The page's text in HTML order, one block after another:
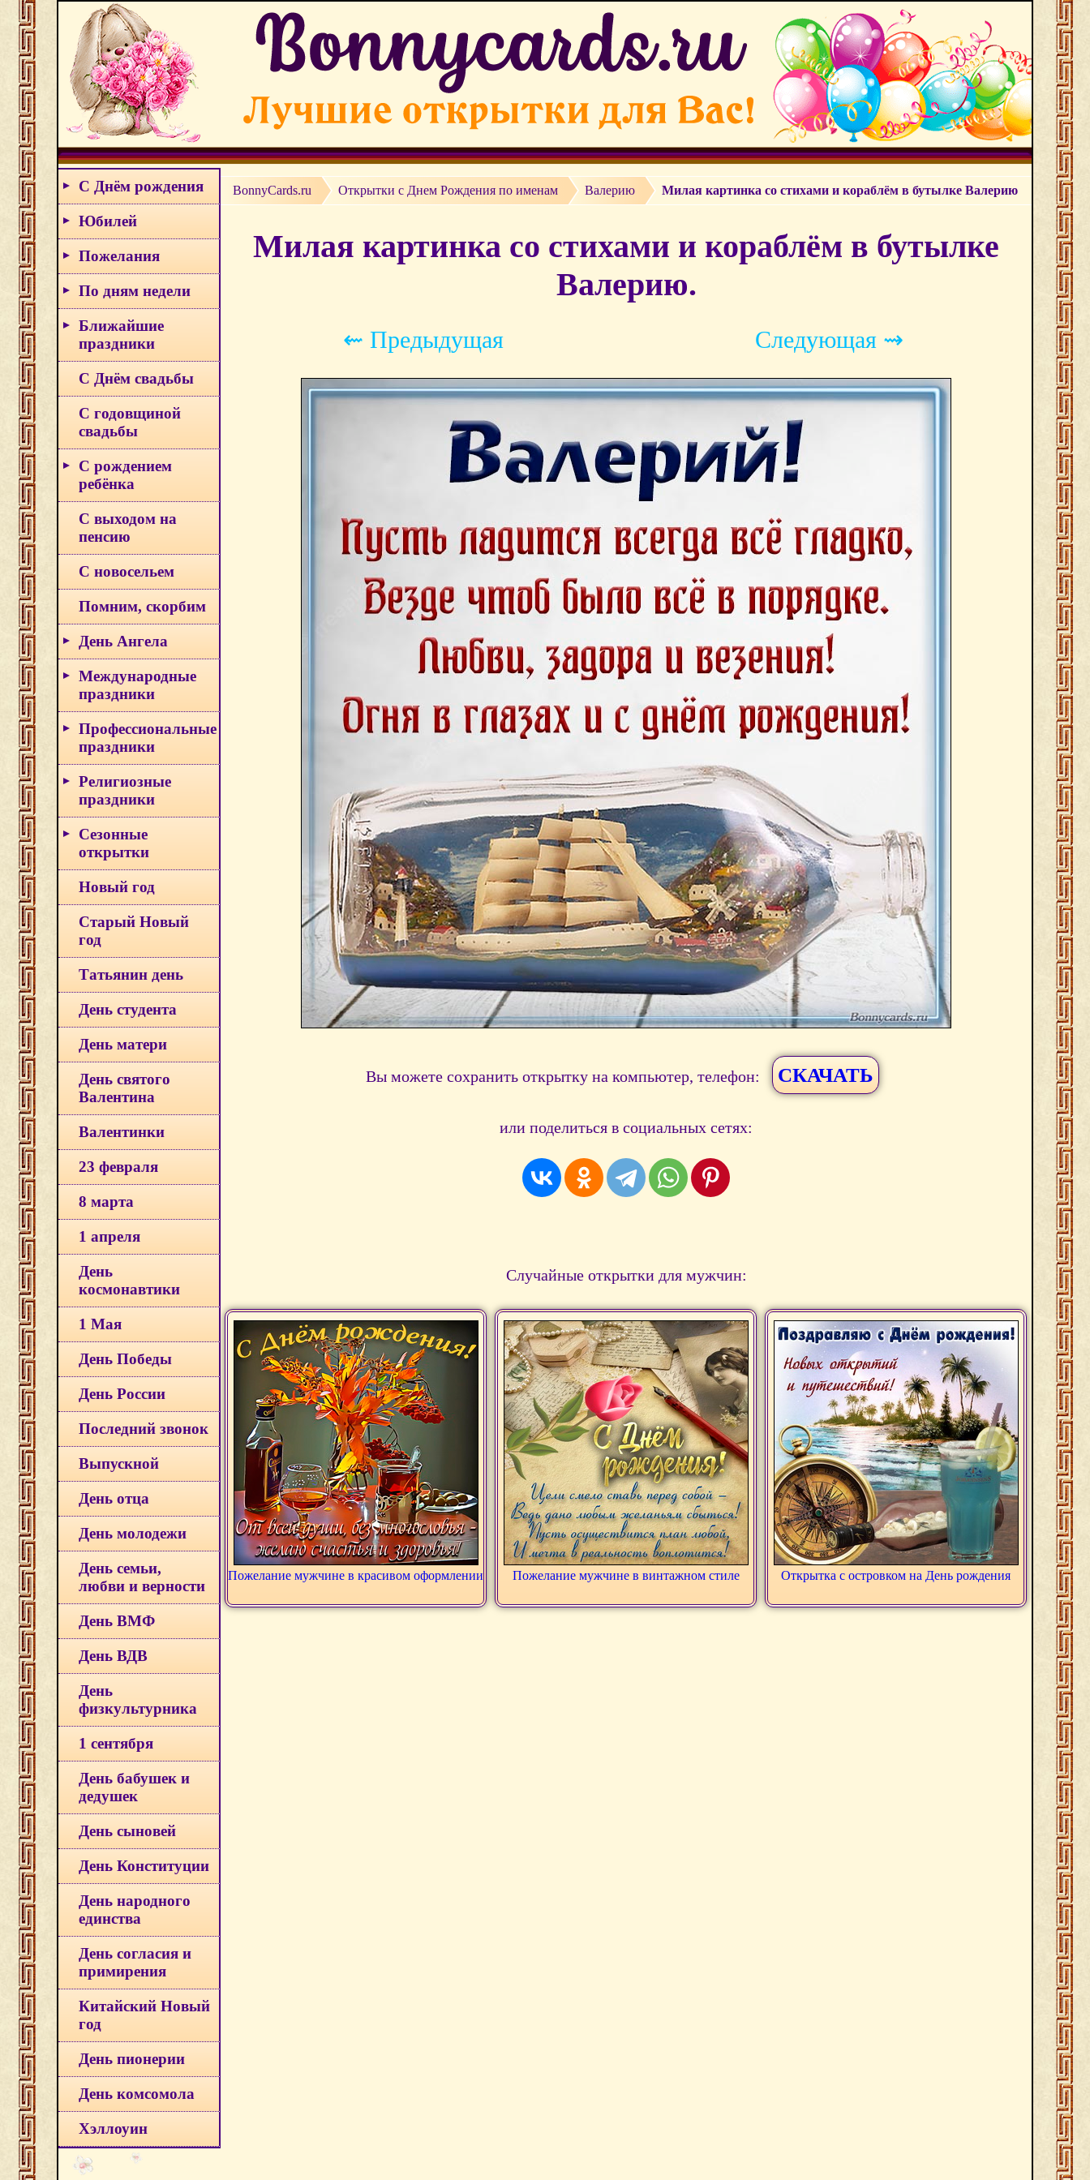
С Днём рождения
Юбилей
Пожелания
По дням недели
Ближайшие
праздники
С Днём свадьбы
С годовщиной
свадьбы
С рождением
ребёнка
С выходом на
пенсию
С новосельем
Помним, скорбим
День Ангела
Международные
праздники
Профессиональные
праздники
Религиозные
праздники
Сезонные
открытки
Новый год
Старый Новый
год
Татьянин день
День студента
День матери
День святого
Валентина
Валентинки
23 февраля
8 марта
1 апреля
День
космонавтики
1 Мая
День Победы
День России
Последний звонок
Выпускной
День отца
День молодежи
День семьи,
любви и верности
День ВМФ
День ВДВ
День
физкультурника
1 сентября
День бабушек и
дедушек
День сыновей
День Конституции
День народного
единства
День согласия и
примирения
Китайский Новый
год
День пионерии
День комсомола
Хэллоуин
BonnyCards.ru Открытки c Днем Рождения по именам Валерию Милая картинка со стихами и кораблём в бутылке Валерию
Милая картинка со стихами и кораблём в бутылке
Валерию.
⇜ Предыдущая Следующая ⇝
Вы можете сохранить открытку на компьютер, телефон: СКАЧАТЬ
или поделиться в социальных сетях:
Случайные открытки для мужчин:
Пожелание мужчине в красивом оформлении Пожелание мужчине в винтажном стиле Открытка с островком на День рождения